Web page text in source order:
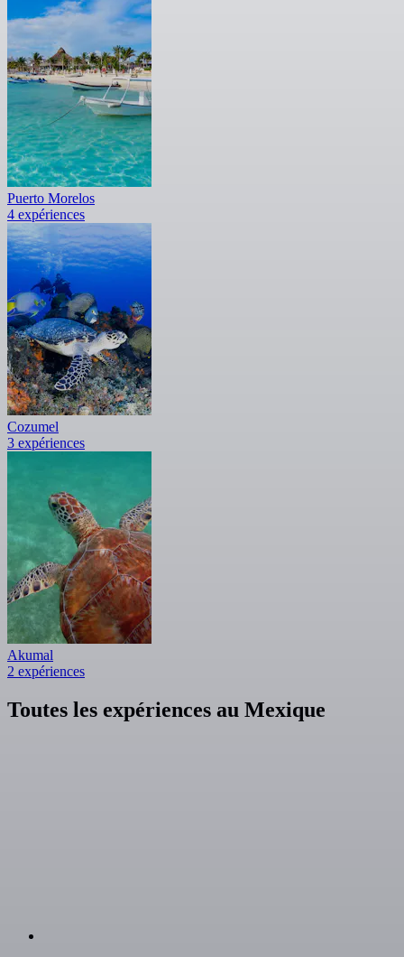
Puerto Morelos
4 expériences
Cozumel
3 expériences
Akumal
2 expériences
Toutes les expériences au Mexique